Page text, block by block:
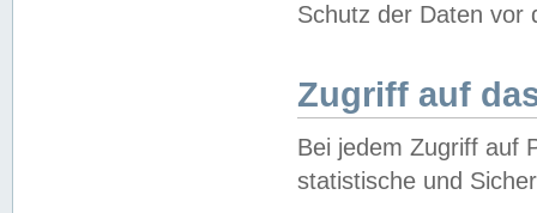
Schutz der Daten vor
Zugriff auf
Bei jedem Zugriff auf
statistische und